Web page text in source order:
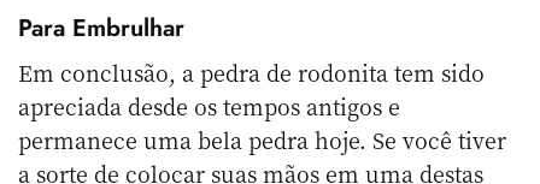
Para Embrulhar
Em conclusão, a pedra de rodonita tem sido
apreciada desde os tempos antigos e
permanece uma bela pedra hoje. Se você tiver
a sorte de colocar suas mãos em uma destas